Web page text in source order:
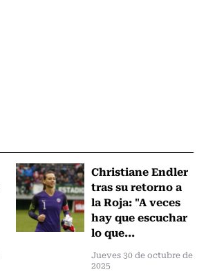
Christiane Endler
tras su retorno a
la Roja: "A veces
hay que escuchar
lo que...
Jueves 30 de octubre de
2025